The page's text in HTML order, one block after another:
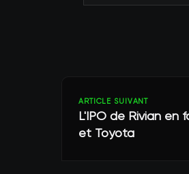
ARTICLE SUIVANT
L'IPO de Rivian en
et Toyota